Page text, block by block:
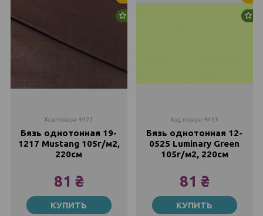
Код товара: 4427
Бязь однотонная 19-
1217 Mustang 105г/м2,
220см
81 ₴
Метр
81 ₴ КУПИТЬ
Код товара: 4433
Бязь однотонная 12-
0525 Luminary Green
105г/м2, 220см
81 ₴
Метр
81 ₴ КУПИТЬ